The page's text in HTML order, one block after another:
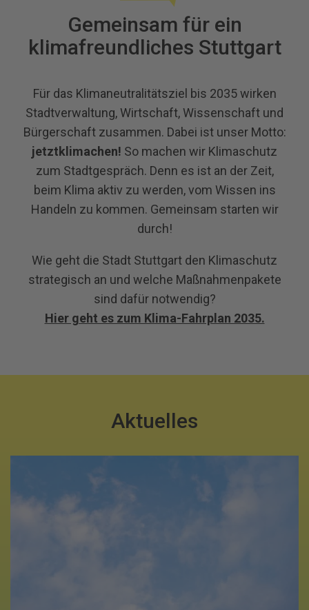
Gemeinsam für ein
klimafreundliches Stuttgart
Für das Klimaneutralitätsziel bis 2035 wirken
Stadtverwaltung, Wirtschaft, Wissenschaft und
Bürgerschaft zusammen. Dabei ist unser Motto:
jetztklimachen! So machen wir Klimaschutz
zum Stadtgespräch. Denn es ist an der Zeit,
beim Klima aktiv zu werden, vom Wissen ins
Handeln zu kommen. Gemeinsam starten wir
durch!
Wie geht die Stadt Stuttgart den Klimaschutz
strategisch an und welche Maßnahmenpakete
sind dafür notwendig?
Hier geht es zum Klima-Fahrplan 2035.
Aktuelles